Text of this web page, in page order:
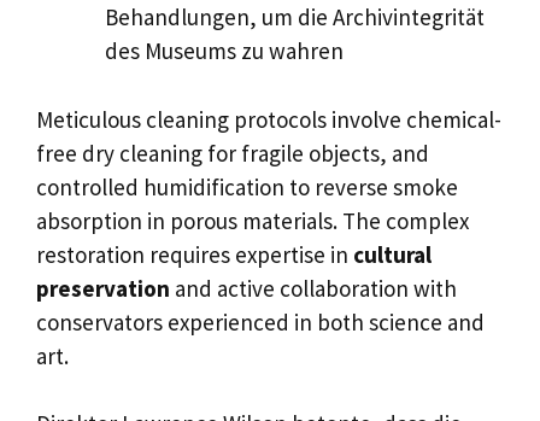
Behandlungen, um die Archivintegrität
des Museums zu wahren
Meticulous cleaning protocols involve chemical-
free dry cleaning for fragile objects, and
controlled humidification to reverse smoke
absorption in porous materials. The complex
restoration requires expertise in cultural
preservation and active collaboration with
conservators experienced in both science and
art.